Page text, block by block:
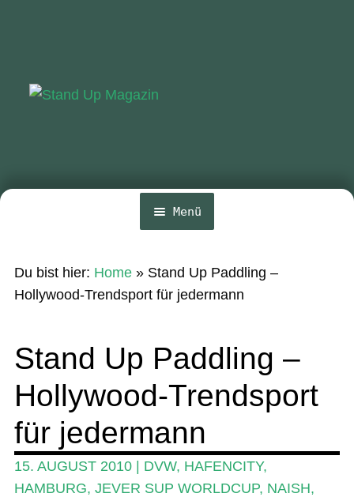
Menü
SUP-Events
Ratgeber
Stand Up Magazin TV
SPOT FINDER
Du bist hier: Home» Stand Up Paddling –
Hollywood-Trendsport für jedermann
Stand Up Paddling –
Hollywood-Trendsport
für jedermann
15. AUGUST 2010| DVW, HAFENCITY,
HAMBURG, JEVER SUP WORLDCUP, NAISH,